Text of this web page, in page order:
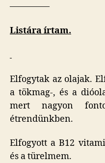
————–
Listára írtam.
Elfogytak az olajak.
a tökmag-, és a
mert nagyon
étrendünkben.
Elfogyott a B12
és a türelmem.